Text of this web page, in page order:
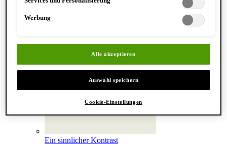
Entdecken Sie Hand & Körper
Ein sinnlicher Kontrast
Werbung
Alle akzeptieren
Auswahl speichern
Cookie-Einstellungen